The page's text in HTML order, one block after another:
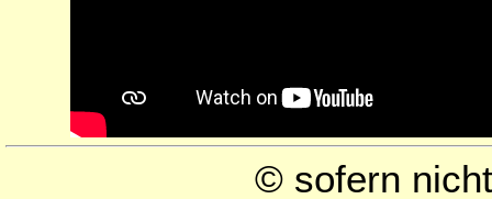
© sofern